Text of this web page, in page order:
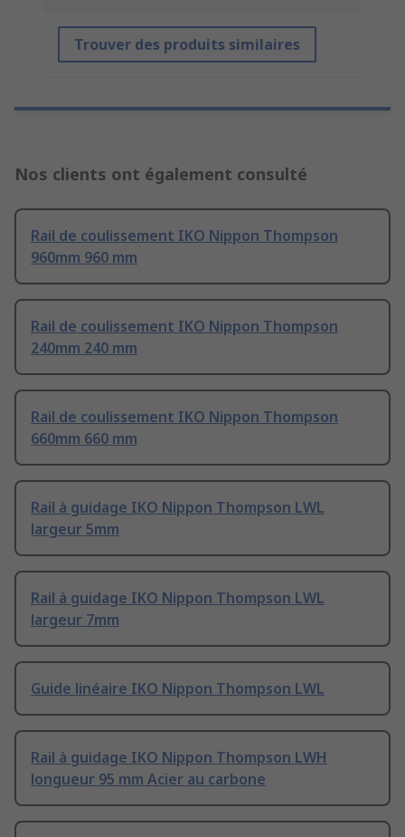
Trouver des produits similaires
Nos clients ont également consulté
Rail de coulissement IKO Nippon Thompson
960mm 960 mm
Rail de coulissement IKO Nippon Thompson
240mm 240 mm
Rail de coulissement IKO Nippon Thompson
660mm 660 mm
Rail à guidage IKO Nippon Thompson LWL
largeur 5mm
Rail à guidage IKO Nippon Thompson LWL
largeur 7mm
Guide linéaire IKO Nippon Thompson LWL
Rail à guidage IKO Nippon Thompson LWH
longueur 95 mm Acier au carbone